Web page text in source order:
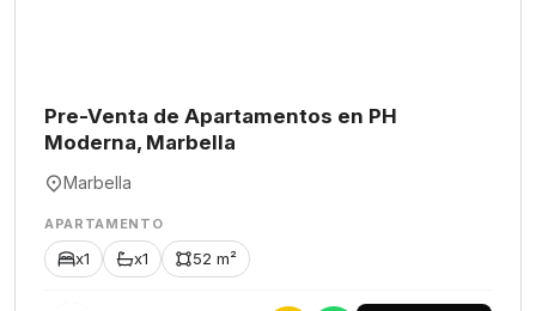
Pre-Venta de Apartamentos en PH
Moderna, Marbella
Marbella
APARTAMENTO
x1 x1 52 m²